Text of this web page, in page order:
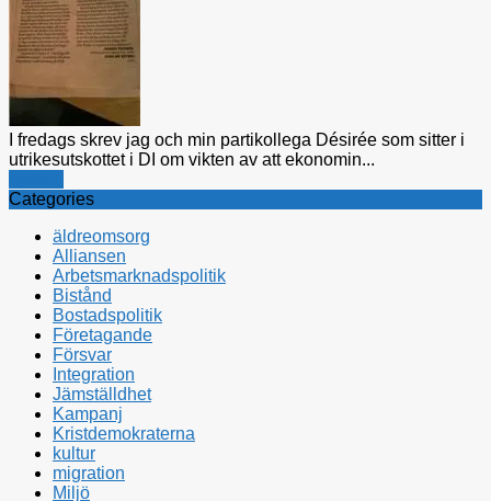
I fredags skrev jag och min partikollega Désirée som sitter i
utrikesutskottet i DI om vikten av att ekonomin...
Categories
äldreomsorg
Alliansen
Arbetsmarknadspolitik
Bistånd
Bostadspolitik
Företagande
Försvar
Integration
Jämställdhet
Kampanj
Kristdemokraterna
kultur
migration
Miljö